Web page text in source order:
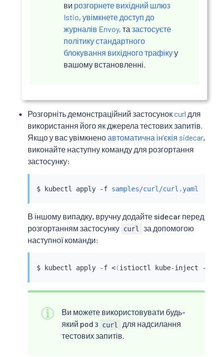
ви розгорнете вихідний шлюз
Istio, увімкнете доступ до
журналів Envoy, та застосуєте
політику стандартного
блокування вихідного трафікуу
вашому встановленні.
Розгорніть демонстраційний застосунокcurl для
використання його як джерела тестових запитів.
Якщо у вас увімкненоавтоматична інʼєкія sidecar,
виконайте наступну команду для розгортання
застосунку:
$ kubectl apply -f samples/curl/curl.yaml
В іншому випадку, вручну додайте sidecar перед
розгортанням застосунку curl
за допомогою
наступної команди:
$ kubectl apply -f <(istioctl kube-inject -f
Ви можете використовувати будь-
який pod з curl
для надсилання
тестових запитів.